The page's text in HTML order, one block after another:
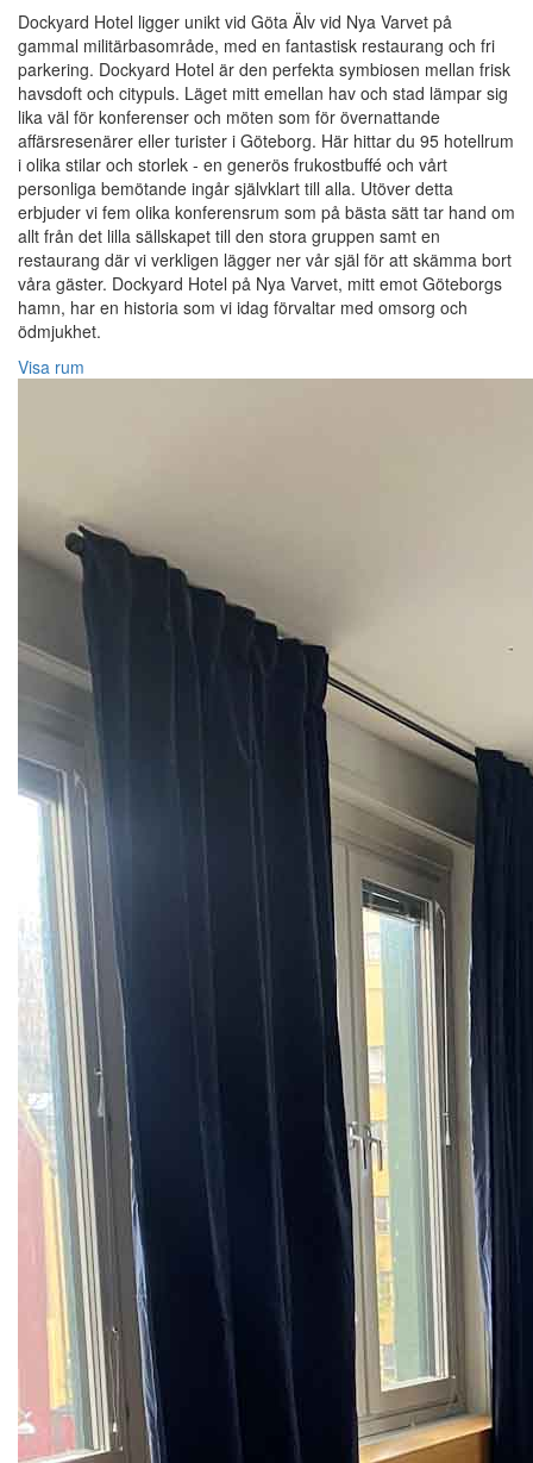
Dockyard Hotel ligger unikt vid Göta Älv vid Nya Varvet på
gammal militärbasområde, med en fantastisk restaurang och fri
parkering. Dockyard Hotel är den perfekta symbiosen mellan frisk
havsdoft och citypuls. Läget mitt emellan hav och stad lämpar sig
lika väl för konferenser och möten som för övernattande
affärsresenärer eller turister i Göteborg. Här hittar du 95 hotellrum
i olika stilar och storlek - en generös frukostbuffé och vårt
personliga bemötande ingår självklart till alla. Utöver detta
erbjuder vi fem olika konferensrum som på bästa sätt tar hand om
allt från det lilla sällskapet till den stora gruppen samt en
restaurang där vi verkligen lägger ner vår själ för att skämma bort
våra gäster. Dockyard Hotel på Nya Varvet, mitt emot Göteborgs
hamn, har en historia som vi idag förvaltar med omsorg och
ödmjukhet.
Visa rum